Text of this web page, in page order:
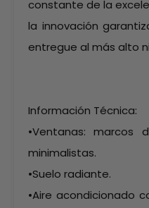
constante de la
la innovación
entregue al más alto
Información Técnica:
•Ventanas: marcos
minimalistas.
•Suelo radiante.
•Aire acondicionado